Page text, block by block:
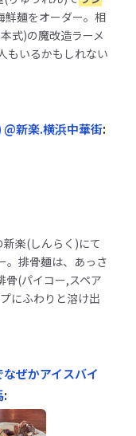
鮮麺をオーダー。相
式)の魔改造ラーメ
もいるかもしれない
新楽.横浜中華街:
楽(しんらく)にて
。排骨麺は、あっさ
骨(パイコー,スペア
にふわりと溶け出
ぜかアイスバイ
: